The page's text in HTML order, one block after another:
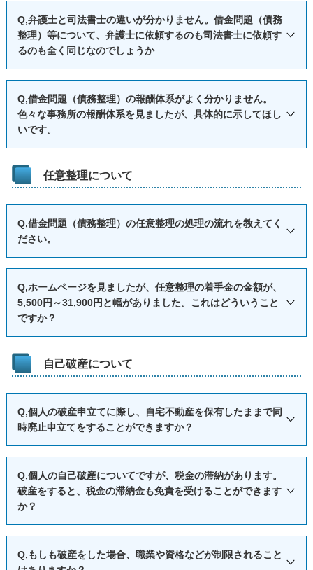
ん。
また、貸金業者も、裁判所に訴訟を起こすことはでき、訴状
は債務者本人に送達されます。そのため、必ず、債権者から
い。
について同居のご家族の協力が必要となることも多いため、
同居のご家族に内緒で破産や民事再生の手続を取ることは避
けるべきと思われます。
に関する緊急対応策 第２弾」を発表しました。
この緊急対応策第２弾では「国内の感染拡大を防止するとと
もに、現下の諸課題に適切に対処するため、政府として万全
の対応を行う」こと、「今後とも、感染の状況ととみに、地
域経済及び世界経済の動向を十分注視し、必要な対策は躊躇
なく講じていく」ことが明言されています。
（１）感染拡大防止策と医療提供体制の整備、（２）学校の
臨時休業に伴って生じる課題への対応、（３）事業活動の縮
小や雇用への対応、（４）事態の変化に即応した緊急措置等
の４つの柱からなる緊急対応策ですが、自営業の方や中小企
用への対応」になるでしょう。
繰り対策」を提言していますが、融資制度は借入金であり、
返済義務を負います。ですので、コロナウィルス感染症に伴
う業績の悪化などにより事業の継続が困難となった場合に
は、債務整理等も視野に入れる必要が出てくる可能性もあり
への毎月の返済を一旦止めていただきます。返済を中断して
いる間に弁護士が債権者の債権の調査を行い、次に、返済に
ついて債権者と合意をし、その後で毎月の返済を再開しま
務整理を行うわけではありません。ご安心ください。
Q,弁護士と司法書士の違いが分かりません。借金問題（債務
整理）等について、弁護士に依頼するのも司法書士に依頼す
るのも全く同じなのでしょうか
弁護士には、簡易裁判所だけでなく、地方裁判所や家庭裁判
所での代理権が認められています。しかし、司法書士は、司
法書士の中で一定の試験に合格した「認定司法書士」であっ
ても、簡易裁判所の代理権しか認められていません。
たとえば、140万円を超える過払金返還の訴訟をする場合は地
方裁判所に訴訟を提起する必要がありますが、弁護士に依頼
している場合は、弁護士が依頼人の代わりに地方裁判所に出
頭することができます。
士は、依頼人の代わりに地方裁判所に出頭できないので、依
頼人ご本人様が平日の日中に地方裁判所の口頭弁論期日に出
頭せねばなりません。
すれば、参考となる記事が多数ヒットしますので、そちらの
Q,借金問題（債務整理）の報酬体系がよく分かりません。
色々な事務所の報酬体系を見ましたが、具体的に示してほし
いです。
A,借金問題（債務整理）を扱う事務所によって報酬体系はま
ちまちですが、概ね、着手金、基本報酬、減額報酬、過払回
収報酬の4要素があります。
事務所によっては、過払回収報酬を明示していないにもかか
わらず、高率の過払回収報酬を設定しているところもあるの
で、依頼の前に、この4要素を確認した方がよいと思います。
○たとえば、減額報酬を10%取る報酬体系の場合、A社から
元々80万円の借入をしていたところ、弁護士に依頼して30万
円の分割支払いで和解できたとすると、減額報酬は、50万円
○また、過払回収報酬を25%取る報酬体系の場合、A社から
（過払回収金額）×25%（過払回収報酬率）＝25万円となりま
の場合、A社から元々80万円の借入をしていたところ、弁護
士に依頼して過払金を100万円回収したとすると、減額報酬：
酬率））となり、合計33万円にも達してしまいます。
任意整理について
Q,借金問題（債務整理）の任意整理の処理の流れを教えてく
ださい。
おりです。
1 借入業者に対して受任通知の発送
→ これにより、ご本人様に対する直接の請求や催促を止めま
す。
2 取引履歴を取り寄せ、利息制限法に従って引きなおし計算
→ これにより、いわゆるグレーゾーン金利により払いすぎた
お金がどの程度あるか、また、本当の借金額が分かります
3 グレーゾーン金利により払いすぎた金員（過払金）がある
→なお、私は過払金に利息を5%付けて請求し、この金額をベ
ースに和解交渉しています。もちろん、最終的な和解金額
は、ご本人様のご意向を尊重して決定いたします。
を取り戻す。
Q,ホームページを見ましたが、任意整理の着手金の金額が、
5,500円～31,900円と幅がありました。これはどういうこと
ですか？
A,ご依頼いただく業者、業者数、過払金の発生がどの程度見
込めるか等に応じて、5,500円～31,900円の範囲内で見積らせ
ていただいています。
一般的なケースでは、着手金を25,000円～31,900円と見積も
ることが多いですが、多額の過払金の発生が見込めるケース
では、着手金を5,500円と見積もることもあります。
事前にメールやお電話等でお問い合わせいただければ、見積
らせていただきますので、ご安心ください。
自己破産について
Q,個人の破産申立てに際し、自宅不動産を保有したままで同
時廃止申立てをすることができますか？
宅ローンを被担保債権とする担保権が設定されており、担保
権の被担保債権残額が不動産の換価価値を明らかに上回る場
合には、自宅不動産を保有したまま同時廃止の申立てをする
そして、担保権の被担保債権残額が不動産の換価価値を明
Q,個人の自己破産についてですが、税金の滞納があります。
破産をすると、税金の滞納金も免責を受けることができます
か？
税、③固定資産税・土地計画税、④自動車税・軽自動車税な
Q,もしも破産をした場合、職業や資格などが制限されること